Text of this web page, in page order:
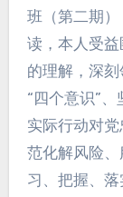
班（第二期
读，本人受
的理解，深
“四个意识”
实际行动对
范化解风险
习、把握、